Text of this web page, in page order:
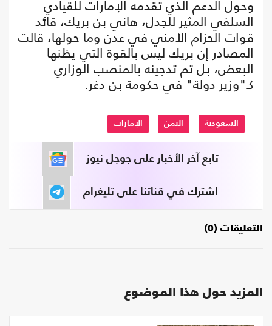
وحول الدعم الذي تقدمه الإمارات للقيادي
السلفي المثير للجدل، هاني بن بريك، قائد
قوات الحزام الأمني في عدن وما حولها، قالت
المصادر إن بريك ليس بالقوة التي يظنها
البعض، بل تم تدجينه بالمنصب الوزاري
كـ"وزير دولة" في حكومة بن دغر.
السعودية اليمن الإمارات
تابع آخر الأخبار على جوجل نيوز
اشترك في قناتنا على تليغرام
التعليقات (0)
المزيد حول هذا الموضوع